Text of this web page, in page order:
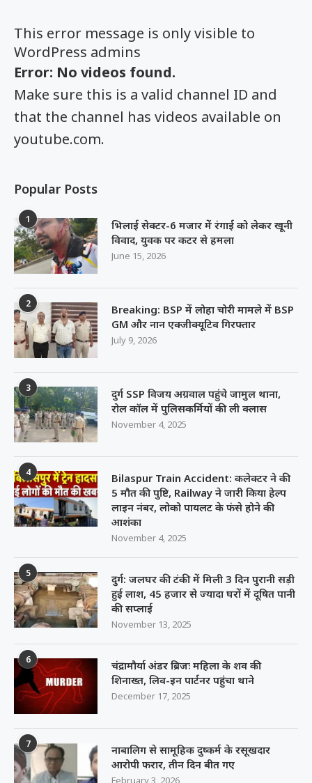
This error message is only visible to
WordPress admins
Error: No videos found.
Make sure this is a valid channel ID and
that the channel has videos available on
youtube.com.
Popular Posts
1
भिलाई सेक्टर-6 मजार में रंगाई को लेकर खूनी
विवाद, युवक पर कटर से हमला
June 15, 2026
2
Breaking: BSP में लोहा चोरी मामले में BSP
GM और नान एक्जीक्यूटिव गिरफ्तार
July 9, 2026
3
दुर्ग SSP विजय अग्रवाल पहुंचे जामुल थाना,
रोल कॉल में पुलिसकर्मियों की ली क्लास
November 4, 2025
4
Bilaspur Train Accident: कलेक्टर ने की
5 मौत की पुष्टि, Railway ने जारी किया हेल्प
लाइन नंबर, लोको पायलट के फंसे होने की
आशंका
November 4, 2025
5
दुर्ग: जलघर की टंकी में मिली 3 दिन पुरानी सड़ी
हुई लाश, 45 हजार से ज्यादा घरों में दूषित पानी
की सप्लाई
November 13, 2025
6
चंद्रामौर्या अंडर ब्रिजः महिला के शव की
शिनाख्त, लिव-इन पार्टनर पहुंचा थाने
December 17, 2025
7
नाबालिग से सामूहिक दुष्कर्म के रसूखदार
आरोपी फरार, तीन दिन बीत गए
February 3, 2026